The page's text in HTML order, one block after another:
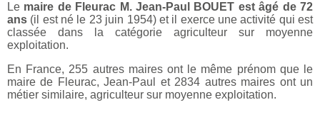
Le maire de Fleurac M. Jean-Paul BOUET est âgé de 72
ans (il est né le 23 juin 1954) et il exerce une activité qui est
classée dans la catégorie agriculteur sur moyenne
exploitation.
En France, 255 autres maires ont le même prénom que le
maire de Fleurac, Jean-Paul et 2834 autres maires ont un
métier similaire, agriculteur sur moyenne exploitation.